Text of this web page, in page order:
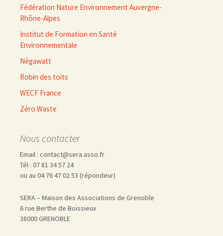
Fédération Nature Environnement Auvergne-
Rhône-Alpes
Institut de Formation en Santé
Environnementale
Négawatt
Robin des toits
WECF France
Zéro Waste
Nous contacter
Email : contact@sera.asso.fr
Tél : 07 81 34 57 24
ou au 04 76 47 02 53 (répondeur)
SERA – Maison des Associations de Grenoble
6 rue Berthe de Boissieux
38000 GRENOBLE